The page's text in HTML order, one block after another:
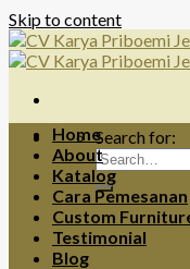
Skip to content
Search for:
Home
About
Katalog
Cara Pemesanan
Custom
Testimonial
Blog